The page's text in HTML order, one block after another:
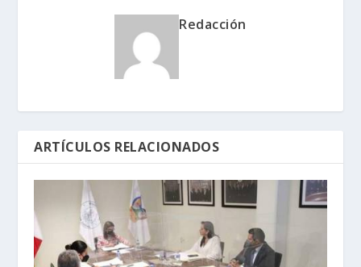
Redacción
ARTÍCULOS RELACIONADOS